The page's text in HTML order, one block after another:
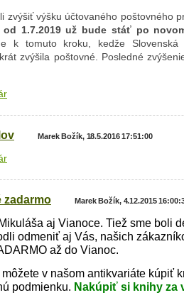
zvýšiť výšku účtovaného poštovného
od 1.7.2019 už bude stáť po
k tomuto kroku, kedže
zvýšila poštovné. Posledné
Marek Božík, 18.5.2016 17:51:00
zadarmo Marek Božík, 4.12.2015
aj Vianoce. Tiež sme boli
odmeniť aj Vás, našich
až do Vianoc.
v našom antikvariáte kúpiť
podmienku. Nakúpiť si knihy za